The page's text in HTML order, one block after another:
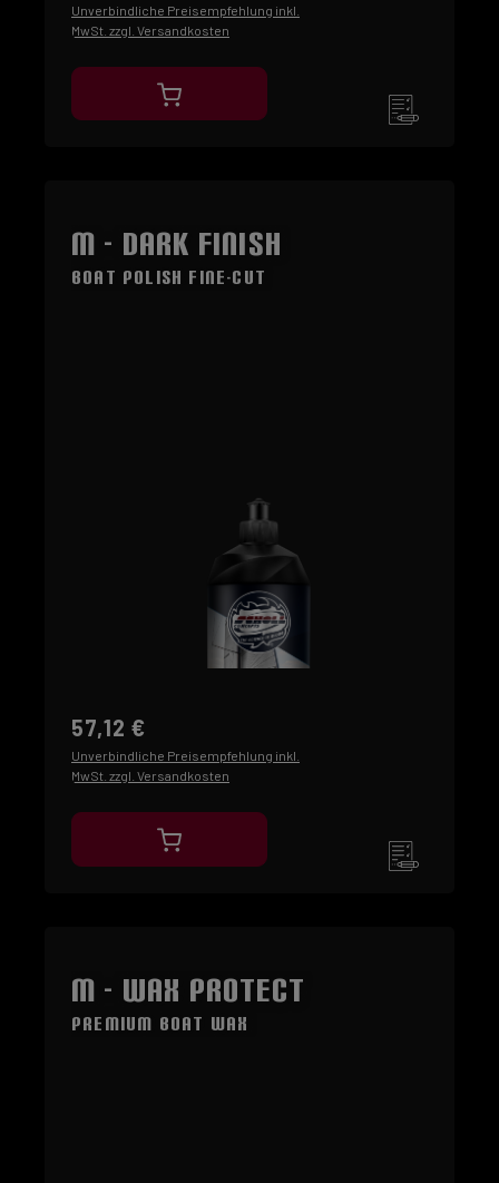
Unverbindliche Preisempfehlung inkl.
MwSt. zzgl. Versandkosten
M - Dark Finish
Boat Polish Fine-Cut
57,12 €
Unverbindliche Preisempfehlung inkl.
MwSt. zzgl. Versandkosten
M - Wax Protect
Premium Boat Wax